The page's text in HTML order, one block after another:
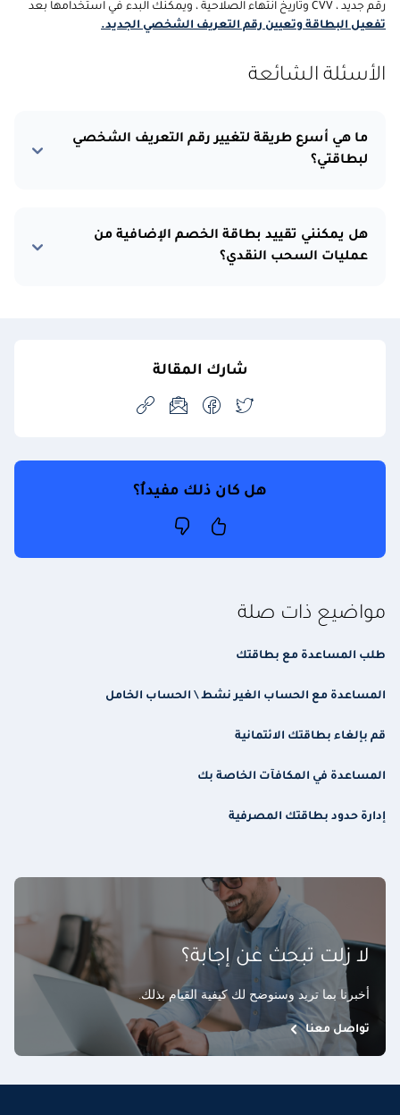
رقم جديد ، CVV وتاريخ انتهاء الصلاحية ، ويمكنك البدء في استخدامها بعد
تفعيل البطاقة وتعيين رقم التعريف الشخصي الجديد.
الأسئلة الشائعة
ما هي أسرع طريقة لتغيير رقم التعريف الشخصي
لبطاقتي؟
هل يمكنني تقييد بطاقة الخصم الإضافية من
عمليات السحب النقدي؟
شارك المقالة
هل كان ذلك مفيداُ؟
مواضيع ذات صلة
طلب المساعدة مع بطاقتك
المساعدة مع الحساب الغير نشط \ الحساب الخامل
قم بإلغاء بطاقتك الائتمانية
المساعدة في المكافآت الخاصة بك
إدارة حدود بطاقتك المصرفية
لا زلت تبحث عن إجابة؟
أخبرنا بما تريد وسنوضح لك كيفية القيام بذلك.
تواصل معنا